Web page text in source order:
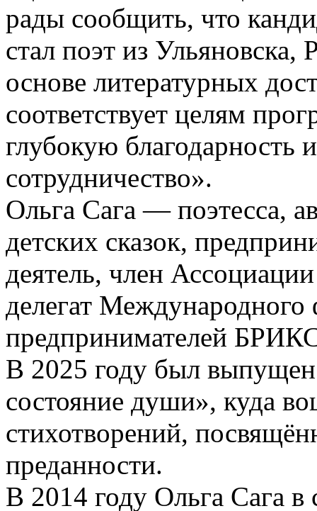
рады сообщить, что
стал поэт из
основе литературных
соответствует целям
глубокую благодарность
сотрудничество».
Ольга Сага — поэтесса,
детских сказок,
деятель, член
делегат
предпринимателей
В 2025 году был
состояние души», куда
стихотворений,
преданности.
В 2014 году Ольга Сага в